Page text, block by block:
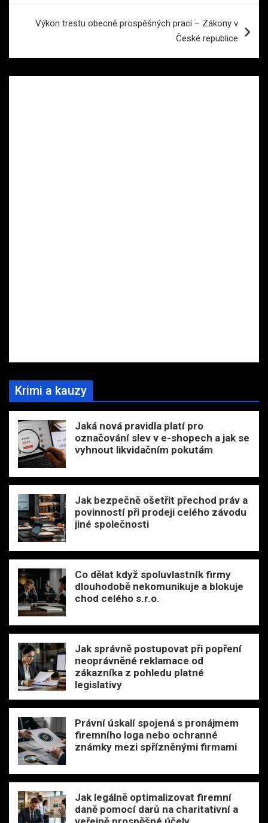
Výkon trestu obecně prospěšných prací – Zákony v
České republice
Krimi a kauzy
Jaká nová pravidla platí pro
označování slev v e-shopech a jak se
vyhnout likvidačním pokutám
Jak bezpečně ošetřit přechod práv a
povinností při prodeji celého závodu
jiné společnosti
Co dělat když spoluvlastník firmy
dlouhodobě nekomunikuje a blokuje
chod celého s.r.o.
Jak správně postupovat při popření
neoprávněné reklamace od
zákazníka z pohledu platné
legislativy
Právní úskalí spojená s pronájmem
firemního loga nebo ochranné
známky mezi spřízněnými firmami
Jak legálně optimalizovat firemní
daně pomocí darů na charitativní a